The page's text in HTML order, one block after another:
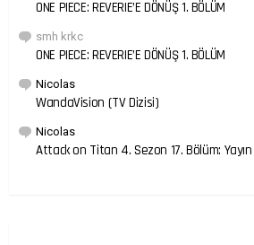
ONE PIECE: REVERIE’E DÖNÜŞ 1. BÖLÜM
smh krkc
ONE PIECE: REVERIE’E DÖNÜŞ 1. BÖLÜM
Nicolas
WandaVision (TV Dizisi)
Nicolas
Attack on Titan 4. Sezon 17. Bölüm: